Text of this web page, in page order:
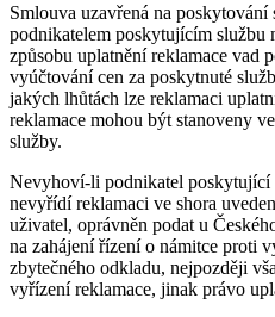
Smlouva uzavřená na poskytování
podnikatelem poskytujícím službu
způsobu uplatnění reklamace vad
vyúčtování cen za poskytnuté
jakých lhůtách lze reklamaci
reklamace mohou být stanoveny
služby.
Nevyhoví-li podnikatel poskytující
nevyřídí reklamaci ve shora
uživatel, oprávněn podat u
na zahájení řízení o námitce proti
zbytečného odkladu, nejpozději
vyřízení reklamace, jinak právo